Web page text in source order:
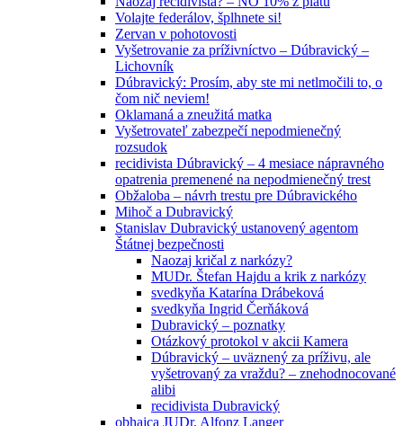
Volajte federálov, šplhnete si!
Zervan v pohotovosti
Vyšetrovanie za príživníctvo – Dúbravický –
Lichovník
Dúbravický: Prosím, aby ste mi netlmočili to, o
čom nič neviem!
Oklamaná a zneužitá matka
Vyšetrovateľ zabezpečí nepodmienečný
rozsudok
recidivista Dúbravický – 4 mesiace nápravného
opatrenia premenené na nepodmienečný trest
Obžaloba – návrh trestu pre Dúbravického
Mihoč a Dubravický
Stanislav Dubravický ustanovený agentom
Štátnej bezpečnosti
Naozaj kričal z narkózy?
MUDr. Štefan Hajdu a krik z narkózy
svedkyňa Katarína Drábeková
svedkyňa Ingrid Čerňáková
Dubravický – poznatky
Otázkový protokol v akcii Kamera
Dúbravický – uväznený za príživu, ale
vyšetrovaný za vraždu? – znehodnocované
alibi
recidivista Dubravický
obhajca JUDr. Alfonz Langer